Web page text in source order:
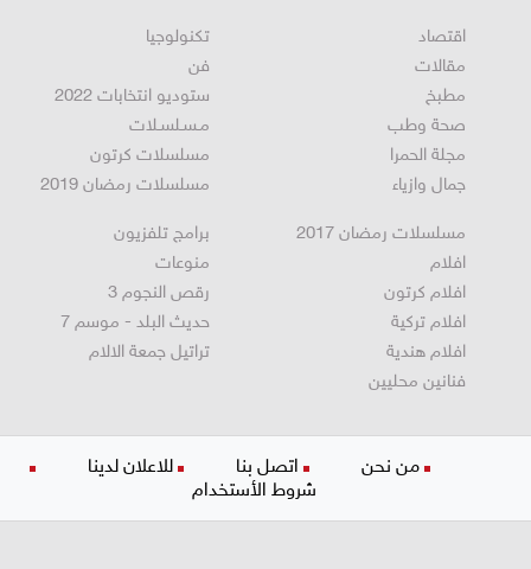
اقتصاد
مقالات
مطبخ
صحة وطب
مجلة الحمرا
جمال وازياء
تكنولوجيا
فن
ستوديو انتخابات 2022
مـسـلسـلات
مسلسلات كرتون
مسلسلات رمضان 2019
مسلسلات رمضان 2017
افلام
افلام كرتون
افلام تركية
افلام هندية
فنانين محليين
برامج تلفزيون
منوعات
رقص النجوم 3
حديث البلد - موسم 7
تراتيل جمعة الالام
من نحن اتصل بنا
للاعلان لدينا
شروط الأستخدام